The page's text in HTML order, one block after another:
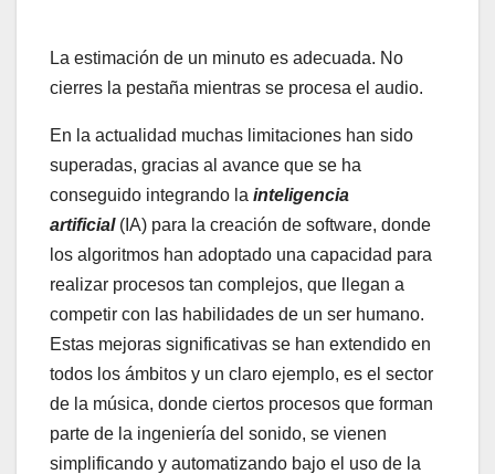
La estimación de un minuto es adecuada. No
cierres la pestaña mientras se procesa el audio.
En la actualidad muchas limitaciones han sido
superadas, gracias al avance que se ha
conseguido integrando la inteligencia
artificial(IA) para la creación de software, donde
los algoritmos han adoptado una capacidad para
realizar procesos tan complejos, que llegan a
competir con las habilidades de un ser humano.
Estas mejoras significativas se han extendido en
todos los ámbitos y un claro ejemplo, es el sector
de la música, donde ciertos procesos que forman
parte de la ingeniería del sonido, se vienen
simplificando y automatizando bajo el uso de la